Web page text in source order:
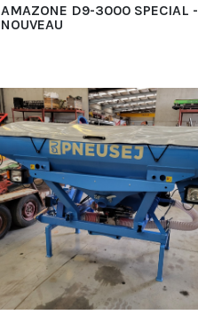
AMAZONE D9-3000 SPECIAL -
NOUVEAU